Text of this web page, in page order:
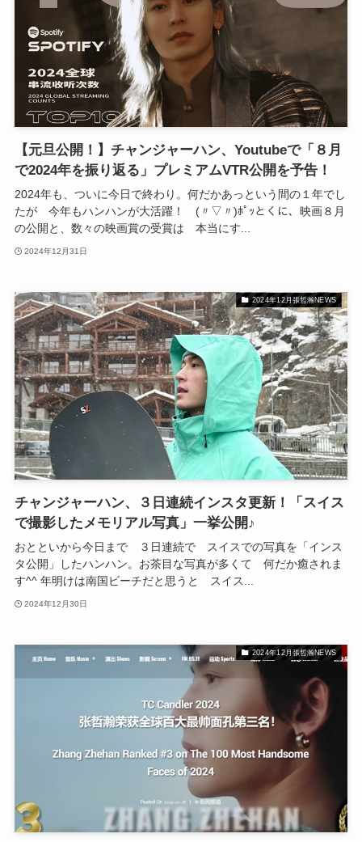
【元旦公開！】チャンジャーハン、Youtubeで「８月
で2024年を振り返る」プレミアムVTR公開を予告！
2024年も、ついに今日で終わり。何だかあっという間の１年でし
たが 今年もハンハンが大活躍！ (〃▽〃)ﾎﾟｯとくに、映画８月
の公開と、数々の映画賞の受賞は 本当にす...
2024年12月31日
2024年12月張哲瀚NEWS
チャンジャーハン、３日連続インスタ更新！「スイス
で撮影したメモリアル写真」一挙公開♪
おとといから今日まで ３日連続で スイスでの写真を「インス
タ公開」したハンハン。お茶目な写真が多くて 何だか癒されま
す^^ 年明けは南国ビーチだと思うと スイス...
2024年12月30日
2024年12月張哲瀚NEWS